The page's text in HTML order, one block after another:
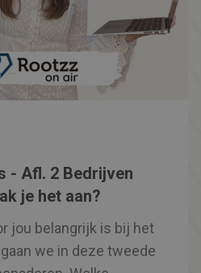
- Afl. 2 Bedrijven
je het aan?
jou belangrijk is bij het
we in deze tweede